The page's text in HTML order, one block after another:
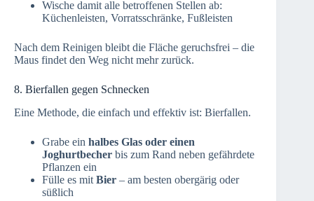
Wische damit alle betroffenen Stellen ab:
Küchenleisten, Vorratsschränke, Fußleisten
Nach dem Reinigen bleibt die Fläche geruchsfrei – die
Maus findet den Weg nicht mehr zurück.
8. Bierfallen gegen Schnecken
Eine Methode, die einfach und effektiv ist: Bierfallen.
Grabe ein halbes Glas oder einen
Joghurtbecher bis zum Rand neben gefährdete
Pflanzen ein
Fülle es mit Bier – am besten obergärig oder
süßlich